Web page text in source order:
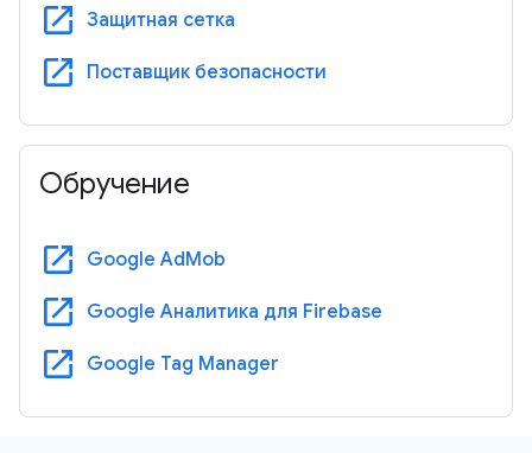
open_in_new Защитная сетка
open_in_new Поставщик безопасности
Обручение
open_in_new Google AdMob
open_in_new Google Аналитика для Firebase
open_in_new Google Tag Manager